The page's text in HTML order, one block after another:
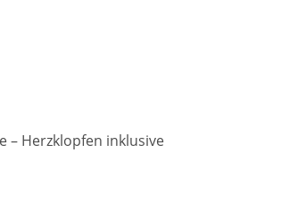
– Herzklopfen inklusive